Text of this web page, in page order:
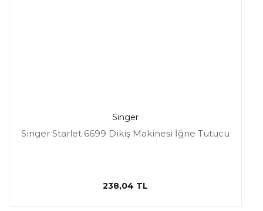
Singer
Singer Starlet 6699 Dikiş Makinesi İğne Tutucu
238,04 TL